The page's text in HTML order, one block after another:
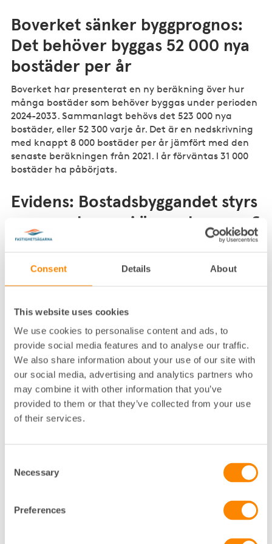
Consent Details About
This website uses cookies
We use cookies to personalise content and ads, to
provide social media features and to analyse our traffic.
We also share information about your use of our site with
our social media, advertising and analytics partners who
may combine it with other information that you’ve
provided to them or that they’ve collected from your use
of their services.
Selection
Necessary
Preferences
Boverket sänker byggprognos:
Det behöver byggas 52 000 nya
bostäder per år
Boverket har presenterat en ny beräkning över hur
många bostäder som behöver byggas under perioden
2024-2033. Sammanlagt behövs det 523 000 nya
bostäder, eller 52 300 varje år. Det är en nedskrivning
med knappt 8 000 bostäder per år jämfört med den
senaste beräkningen från 2021. I år förväntas 31 000
bostäder ha påbörjats.
Evidens: Bostadsbyggandet styrs
mer av ekonomi än av demografi
En ny rapport visar att ekonomiska faktorer, som
har större betydelse för bostadsbyggandet än
befolkningstillväxten.
Myndigheter pekar ut 180
områden med
utanförskapsproblem
På uppdrag av regeringen har SCB och Boverket
tillsammans analyserat utanförskapets geografi i
Sverige. Myndigheterna har identifierat 180 områden,
främst i och kring Stockholm, Göteborg och Malmö,
Ny forskning: Billiga
hyresbostäder underutnyttjas i